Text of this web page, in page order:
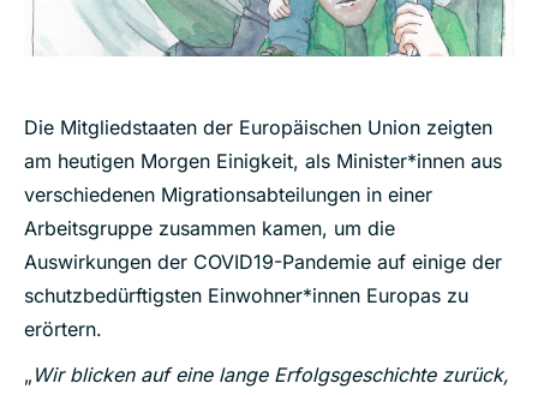
Die Mitgliedstaaten der Europäischen Union zeigten
am heutigen Morgen Einigkeit, als Minister*innen aus
verschiedenen Migrationsabteilungen in einer
Arbeitsgruppe zusammen kamen, um die
Auswirkungen der COVID19-Pandemie auf einige der
schutzbedürftigsten Einwohner*innen Europas zu
erörtern.
„ Wir blicken auf eine lange Erfolgsgeschichte zurück,